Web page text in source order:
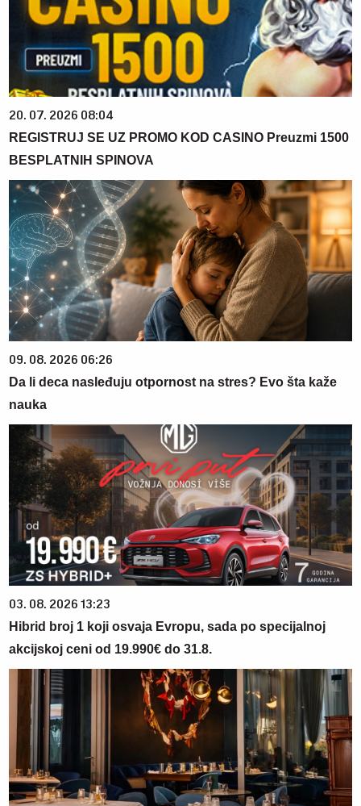
20. 07. 2026 08:04
REGISTRUJ SE UZ PROMO KOD CASINO Preuzmi 1500
BESPLATNIH SPINOVA
09. 08. 2026 06:26
Da li deca nasleđuju otpornost na stres? Evo šta kaže
nauka
03. 08. 2026 13:23
Hibrid broj 1 koji osvaja Evropu, sada po specijalnoj
akcijskoj ceni od 19.990€ do 31.8.